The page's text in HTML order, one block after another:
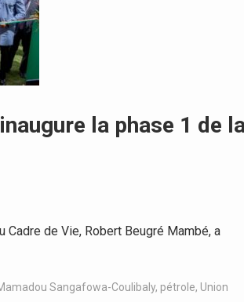
la phase 1 de
de Vie, Robert Beugré Mambé, a
Sangafowa-Coulibaly, pétrole, Union